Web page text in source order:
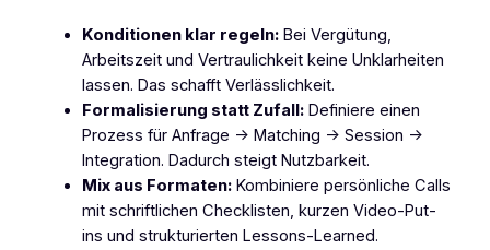
Konditionen klar regeln:Bei Vergütung,
Arbeitszeit und Vertraulichkeit keine Unklarheiten
lassen. Das schafft Verlässlichkeit.
Formalisierung statt Zufall:Definiere einen
Prozess für Anfrage → Matching → Session →
Integration. Dadurch steigt Nutzbarkeit.
Mix aus Formaten:Kombiniere persönliche Calls
mit schriftlichen Checklisten, kurzen Video-Put-
ins und strukturierten Lessons-Learned.